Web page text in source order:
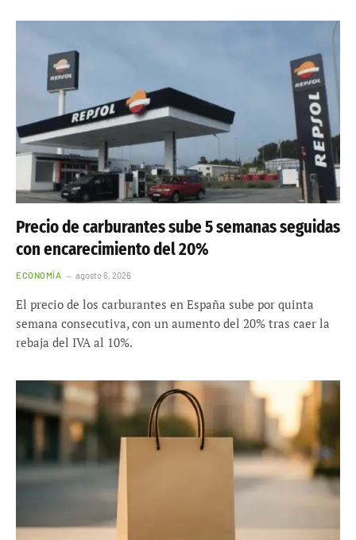
Precio de carburantes sube 5 semanas seguidas
con encarecimiento del 20%
ECONOMÍA agosto 6, 2026
El precio de los carburantes en España sube por quinta
semana consecutiva, con un aumento del 20% tras caer la
rebaja del IVA al 10%.